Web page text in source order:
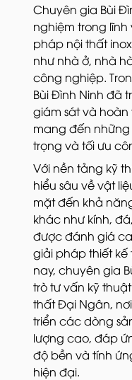
Chuyên gia Bùi
nghiệm trong
pháp nội thất
như nhà ở, nhà
công nghiệp.
Bùi Đình Ninh đã
giám sát và hoàn
mang đến
trọng và tối ưu
Với nền tảng kỹ
hiểu sâu về vật
mặt đến khả
khác như kính,
được đánh giá
giải pháp thiết kế
nay, chuyên gia
trò tư vấn kỹ
thất Đại Ngân,
triển các dòng
lượng cao, đáp
độ bền và tính
hiện đại.